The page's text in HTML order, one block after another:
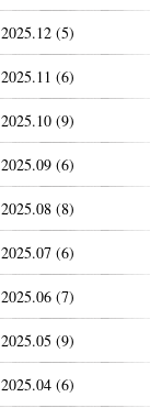
2025.12 (5)
2025.11 (6)
2025.10 (9)
2025.09 (6)
2025.08 (8)
2025.07 (6)
2025.06 (7)
2025.05 (9)
2025.04 (6)